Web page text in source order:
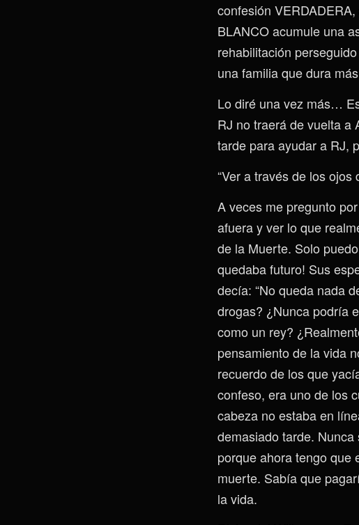
confesión
BLANCO acumule una
rehabilitación
una familia que dura
Lo diré una vez más…
RJ no traerá de vuelta a
tarde para ayudar a RJ,
“Ver a través de los
A veces me pregunto
afuera y ver lo que
de la Muerte. Solo
quedaba futuro! Sus
decía: “No queda nada
drogas? ¿Nunca podría
como un rey?
pensamiento de la vida
recuerdo de los que
confeso, era uno de los
cabeza no estaba en
demasiado tarde.
porque ahora tengo que
muerte. Sabía que
la vida.